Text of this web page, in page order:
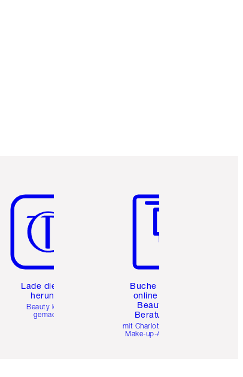
Lade die App
herunter
Beauty leicht
gemacht
Buche eine
online 1:1
Beauty-
Beratung
mit Charlottes Pro
Make-up-Artists.